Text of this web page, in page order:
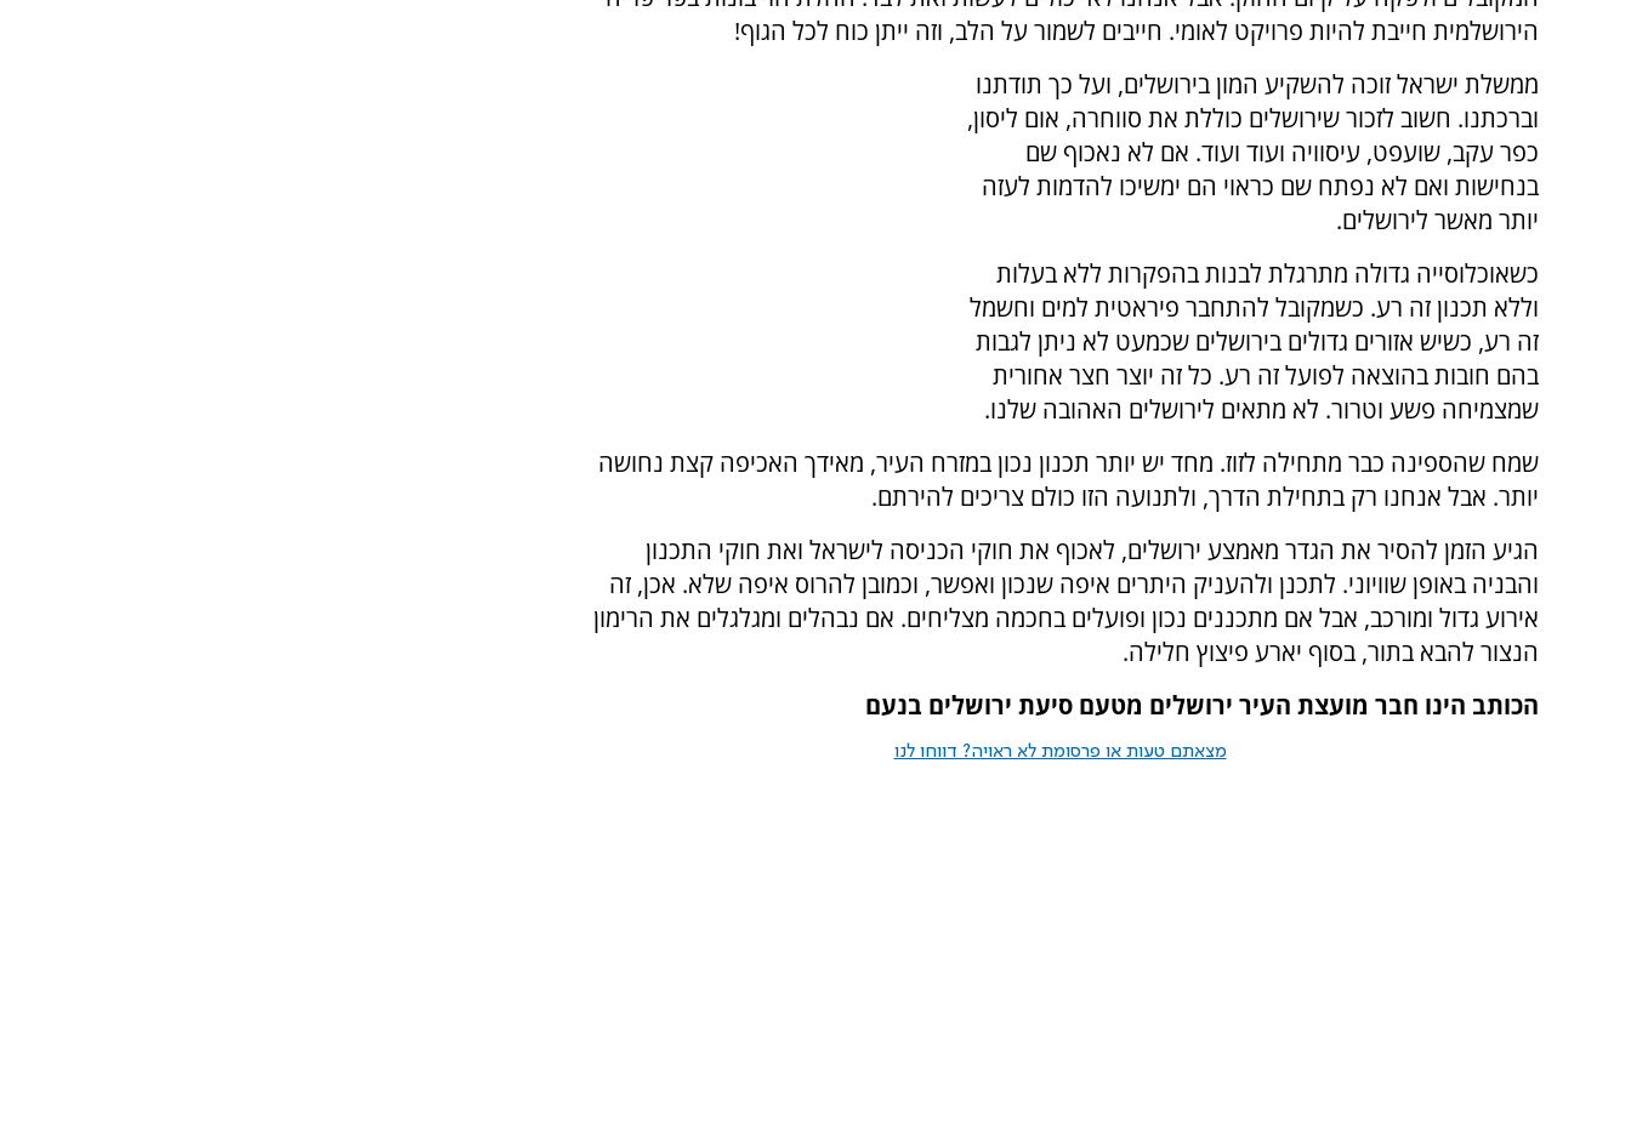
הירושלמית חייבת להיות פרויקט לאומי. חייבים לשמור על הלב, וזה ייתן כוח לכל הגוף!
ממשלת ישראל זוכה להשקיע המון בירושלים, ועל כך תודתנו
וברכתנו. חשוב לזכור שירושלים כוללת את סווחרה, אום ליסון,
כפר עקב, שועפט, עיסוויה ועוד ועוד. אם לא נאכוף שם
בנחישות ואם לא נפתח שם כראוי הם ימשיכו להדמות לעזה
יותר מאשר לירושלים.
כשאוכלוסייה גדולה מתרגלת לבנות בהפקרות ללא בעלות
וללא תכנון זה רע. כשמקובל להתחבר פיראטית למים וחשמל
זה רע, כשיש אזורים גדולים בירושלים שכמעט לא ניתן לגבות
בהם חובות בהוצאה לפועל זה רע. כל זה יוצר חצר אחורית
שמצמיחה פשע וטרור. לא מתאים לירושלים האהובה שלנו.
שמח שהספינה כבר מתחילה לזוז. מחד יש יותר תכנון נכון במזרח העיר, מאידך האכיפה קצת נחושה
יותר. אבל אנחנו רק בתחילת הדרך, ולתנועה הזו כולם צריכים להירתם.
הגיע הזמן להסיר את הגדר מאמצע ירושלים, לאכוף את חוקי הכניסה לישראל ואת חוקי התכנון
והבניה באופן שוויוני. לתכנן ולהעניק היתרים איפה שנכון ואפשר, וכמובן להרוס איפה שלא. אכן, זה
אירוע גדול ומורכב, אבל אם מתכננים נכון ופועלים בחכמה מצליחים. אם נבהלים ומגלגלים את הרימון
הנצור להבא בתור, בסוף יארע פיצוץ חלילה.
הכותב הינו חבר מועצת העיר ירושלים מטעם סיעת ירושלים בנעם
מצאתם טעות או פרסומת לא ראויה? דווחו לנו